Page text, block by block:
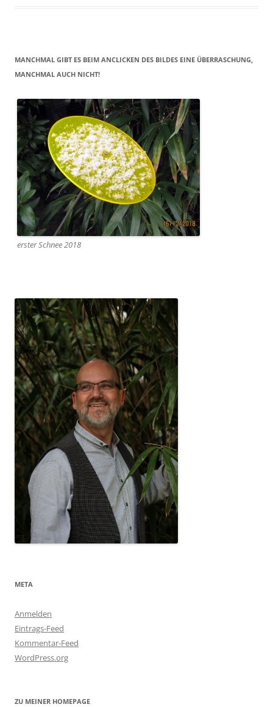
MANCHMAL GIBT ES BEIM ANCLICKEN DES BILDES EINE ÜBERRASCHUNG,
MANCHMAL AUCH NICHT!
erster Schnee 2018
META
Anmelden
Eintrags-Feed
Kommentar-Feed
WordPress.org
ZU MEINER HOMEPAGE